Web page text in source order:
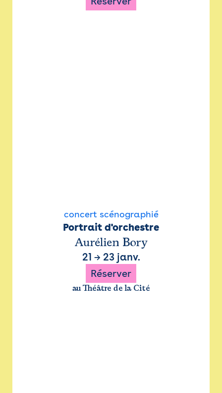
concert scénographié
Portrait d'orchestre
Aurélien Bory
21 → 23 janv.
Réserver
au Théâtre de la Cité